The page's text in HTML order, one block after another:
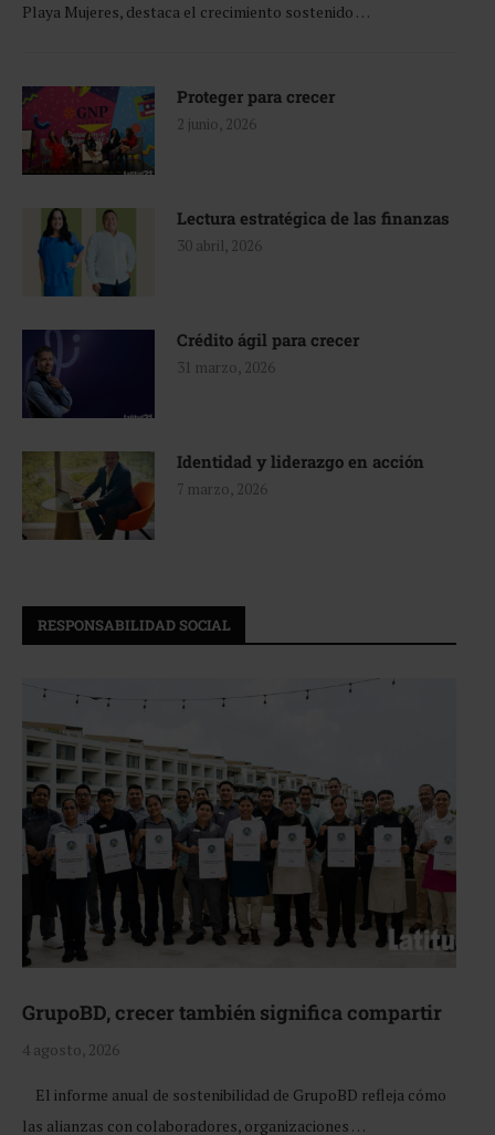
Playa Mujeres, destaca el crecimiento sostenido …
Proteger para crecer
2 junio, 2026
Lectura estratégica de las finanzas
30 abril, 2026
Crédito ágil para crecer
31 marzo, 2026
Identidad y liderazgo en acción
7 marzo, 2026
RESPONSABILIDAD SOCIAL
GrupoBD, crecer también significa compartir
4 agosto, 2026
El informe anual de sostenibilidad de GrupoBD refleja cómo
las alianzas con colaboradores, organizaciones …